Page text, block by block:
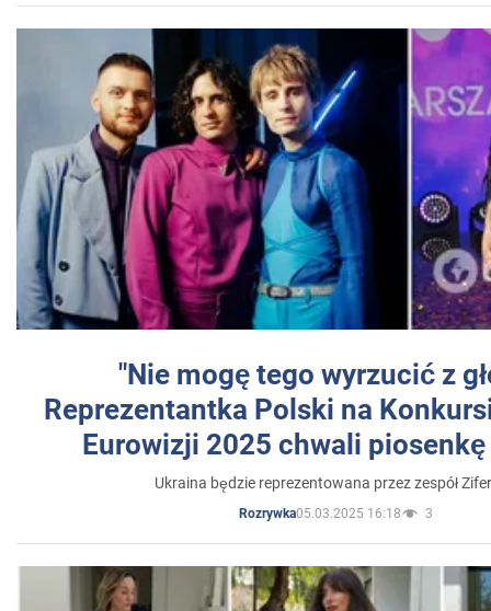
"Nie mogę tego wyrzucić z
Reprezentantka Polski na
Eurowizji 2025 chwali
Ukraina będzie reprezentowana przez zespół
Rozrywka05.03.2025 16:18 3